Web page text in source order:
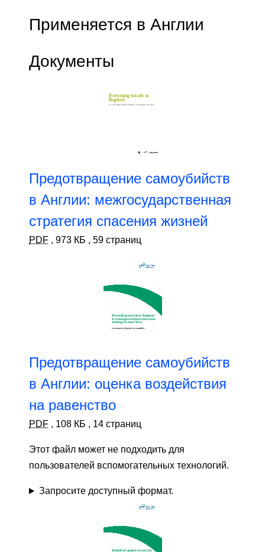
Применяется в Англии
Документы
Предотвращение самоубийств
в Англии: межгосударственная
стратегия спасения жизней
PDF , 973 КБ , 59 страниц
Предотвращение самоубийств
в Англии: оценка воздействия
на равенство
PDF , 108 КБ , 14 страниц
Этот файл может не подходить для
пользователей вспомогательных технологий.
Запросите доступный формат.